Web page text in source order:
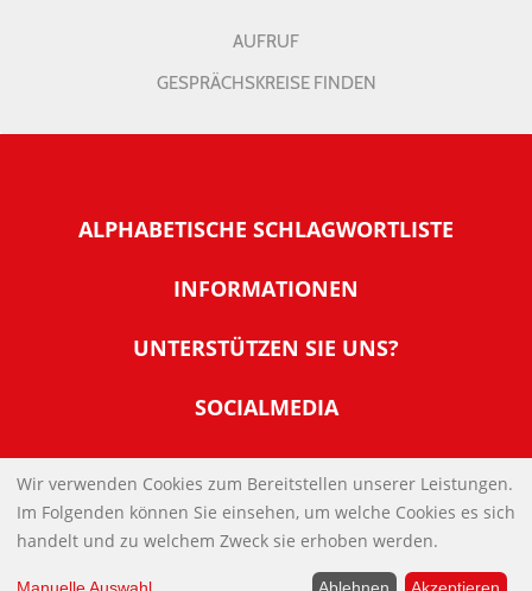
AUFRUF
GESPRÄCHSKREISE FINDEN
ALPHABETISCHE SCHLAGWORTLISTE
INFORMATIONEN
Warum NachDenkSeiten
Tipps zur Nutzung der NachDenkSeiten
Banner und E-Mail-Signaturen
Links
Kontakt
Impressum
UNTERSTÜTZEN SIE UNS?
Werden Sie Fördermitglied
Spenden Sie Online
SOCIALMEDIA
IMPRESSUM
DATENSCHUTZERKLÄRUNG
Wir verwenden Cookies zum Bereitstellen unserer Leistungen.
Im Folgenden können Sie einsehen, um welche Cookies es sich
handelt und zu welchem Zweck sie erhoben werden.